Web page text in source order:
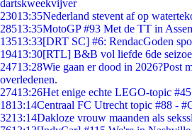
dartskweekvijver
23013:35Nederland stevent af op
28513:35MotoGP #93 Met de TT in Assen
13513:33[DRT SC] #6: RendacGoden
19413:30[RTL] B&B vol liefde 6de
24713:28Wie gaan er dood in 2026?Post
overledenen.
27413:26Het enige echte LEGO-topic
1813:14Centraal FC Utrecht topic #88 -
3213:14Dakloze vrouw maanden als